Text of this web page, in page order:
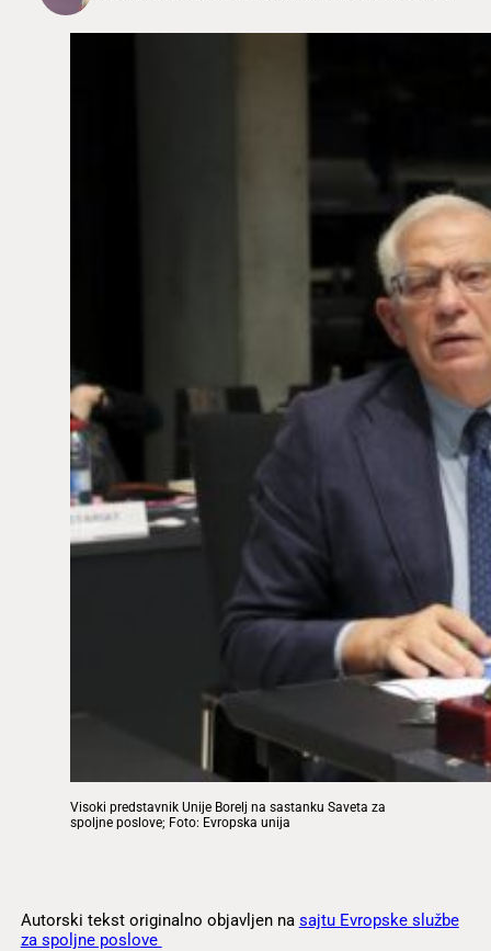
Visoki predstavnik Unije Borelj na sastanku Saveta za
spoljne poslove; Foto: Evropska unija
Autorski tekst originalno objavljen na sajtu Evropske službe
za spoljne poslove